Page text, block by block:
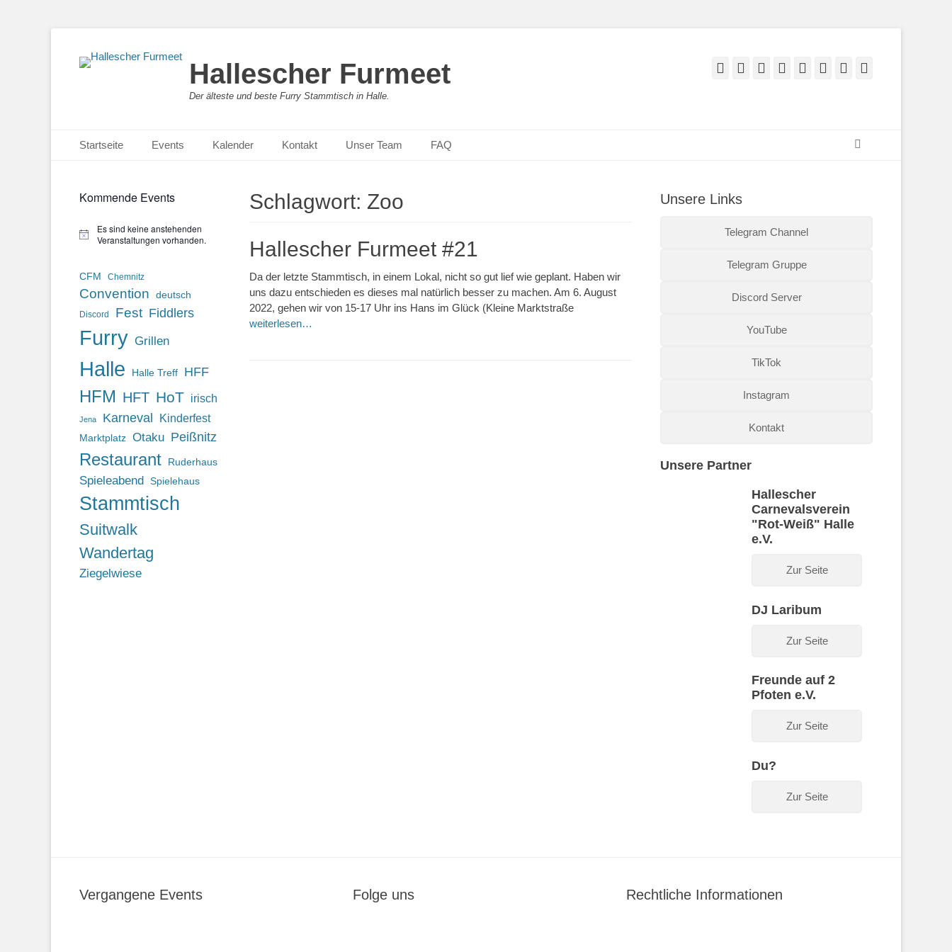
Hallescher Furmeet
Der älteste und beste Furry Stammtisch in Halle.
Facebook
Twitter Feed YouTubeInstagram
Reddit
Primäres Menü
Inhalt
Startseite Events Kalender Kontakt Unser Team FAQ
Schlagwort: Zoo
Hallescher Furmeet #21
Da der letzte Stammtisch, in einem Lokal, nicht so gut lief wie geplant. Haben wir
uns dazu entschieden es dieses mal natürlich besser zu machen. Am 6. August
2022, gehen wir von 15-17 Uhr ins Hans im Glück (Kleine Marktstraße
weiterlesen…
Unsere Links
Telegram Channel
Telegram Gruppe
Discord Server
YouTube
TikTok
Instagram
Kontakt
Unsere Partner
Hallescher
Carnevalsverein
"Rot-Weiß" Halle
e.V.
Zur Seite
DJ Laribum
Zur Seite
Freunde auf 2
Pfoten e.V.
Zur Seite
Du?
Zur Seite
Kommende Events
Hinweis
Es sind keine anstehenden
Veranstaltungen vorhanden.
CFM Chemnitz
Convention deutsch
Discord Fest Fiddlers
Furry Grillen
Halle Halle Treff HFF
HFM HFT HoT irisch
Jena Karneval Kinderfest
Marktplatz Otaku Peißnitz
Restaurant Ruderhaus
Spieleabend Spielehaus
Stammtisch
Suitwalk
Wandertag
Ziegelwiese
Vergangene Events Folge uns Rechtliche Informationen